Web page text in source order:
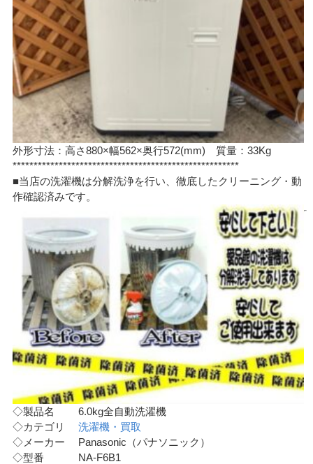
外形寸法：高さ880×幅562×奥行572(mm) 質量：33Kg
******************************************************
■当店の洗濯機は分解洗浄を行い、徹底したクリーニング・動
作確認済みです。
◇製品名 6.0kg全自動洗濯機
◇カテゴリ洗濯機・買取
◇メーカー Panasonic（パナソニック）
◇型番 NA-F6B1